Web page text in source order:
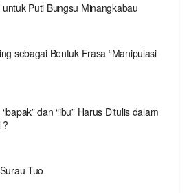
Puti Bungsu Minangkabau
sebagai Bentuk Frasa “Manipulasi
dan “ibu” Harus Ditulis dalam
?
Tuo